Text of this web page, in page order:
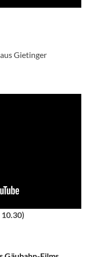
Gietinger